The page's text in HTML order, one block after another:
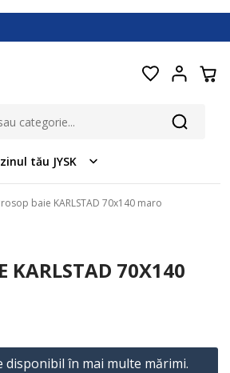
tău JYSK
baie KARLSTAD 70x140 maro
KARLSTAD 70X140
disponibil în mai multe mărimi.